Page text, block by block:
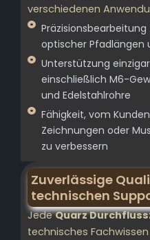
verschiedenen
optischer Pfadlängen
Unterstützung
einschließlich M6-
und Edelstahlrohre
Fähigkeit, vom
Zeichnungen oder
zu verbessern
Zuverlässige
technischen
JedeQuarz
technisches